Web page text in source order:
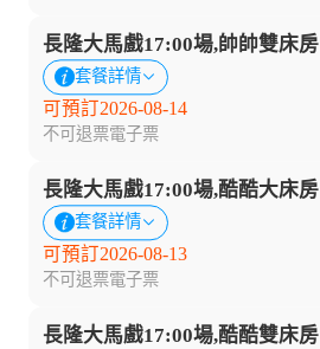
長隆大馬戲17:00場,帥帥雙床房
套餐詳情
可預訂2026-08-14
不可退票電子票
長隆大馬戲17:00場,酷酷大床房
套餐詳情
可預訂2026-08-13
不可退票電子票
長隆大馬戲17:00場,酷酷雙床房